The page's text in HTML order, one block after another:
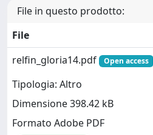
File in questo prodotto:
File
relfin_gloria14.pdf
Open access
Tipologia: Altro
Dimensione 398.42 kB
Formato Adobe PDF